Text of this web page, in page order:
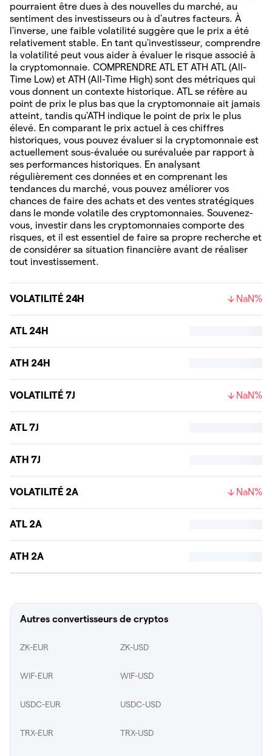
pourraient être dues à des nouvelles du marché, au
sentiment des investisseurs ou à d'autres facteurs. À
l'inverse, une faible volatilité suggère que le prix a été
relativement stable. En tant qu'investisseur, comprendre
la volatilité peut vous aider à évaluer le risque associé à
la cryptomonnaie. COMPRENDRE ATL ET ATH ATL (All-
Time Low) et ATH (All-Time High) sont des métriques qui
vous donnent un contexte historique. ATL se réfère au
point de prix le plus bas que la cryptomonnaie ait jamais
atteint, tandis qu'ATH indique le point de prix le plus
élevé. En comparant le prix actuel à ces chiffres
historiques, vous pouvez évaluer si la cryptomonnaie est
actuellement sous-évaluée ou surévaluée par rapport à
ses performances historiques. En analysant
régulièrement ces données et en comprenant les
tendances du marché, vous pouvez améliorer vos
chances de faire des achats et des ventes stratégiques
dans le monde volatile des cryptomonnaies. Souvenez-
vous, investir dans les cryptomonnaies comporte des
risques, et il est essentiel de faire sa propre recherche et
de considérer sa situation financière avant de réaliser
tout investissement.
VOLATILITÉ 24H NaN%
ATL 24H
ATH 24H
VOLATILITÉ 7J NaN%
ATL 7J
ATH 7J
VOLATILITÉ 2A NaN%
ATL 2A
ATH 2A
Autres convertisseurs de cryptos
ZK-EUR ZK-USD
WIF-EUR WIF-USD
USDC-EUR USDC-USD
TRX-EUR TRX-USD